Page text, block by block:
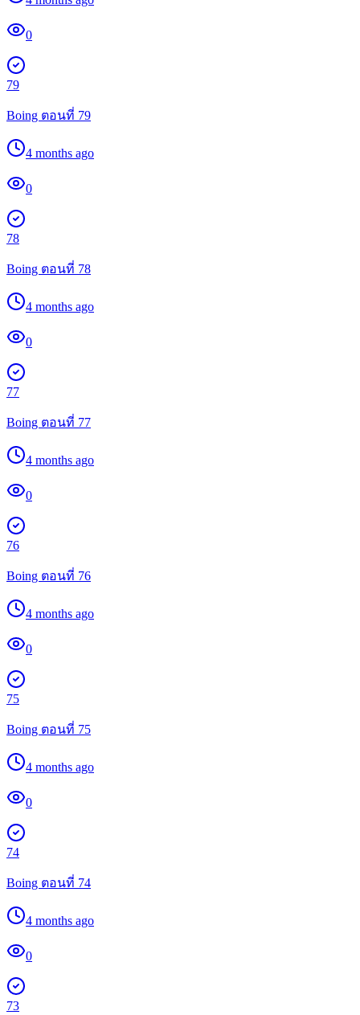
0
79
Boing ตอนที่ 79
4 months ago
0
78
Boing ตอนที่ 78
4 months ago
0
77
Boing ตอนที่ 77
4 months ago
0
76
Boing ตอนที่ 76
4 months ago
0
75
Boing ตอนที่ 75
4 months ago
0
74
Boing ตอนที่ 74
4 months ago
0
73